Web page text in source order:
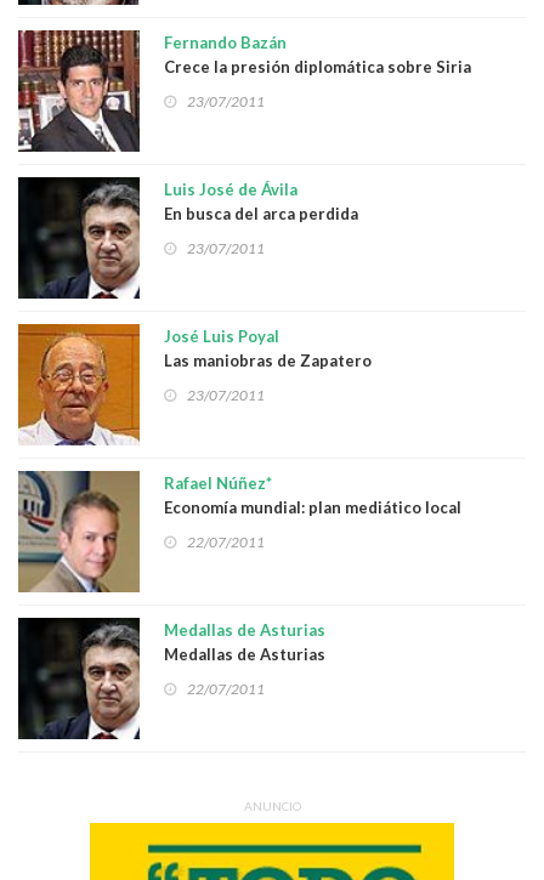
Fernando Bazán
Crece la presión diplomática sobre Siria
23/07/2011
Luis José de Ávila
En busca del arca perdida
23/07/2011
José Luis Poyal
Las maniobras de Zapatero
23/07/2011
Rafael Núñez*
Economía mundial: plan mediático local
22/07/2011
Medallas de Asturias
Medallas de Asturias
22/07/2011
ANUNCIO